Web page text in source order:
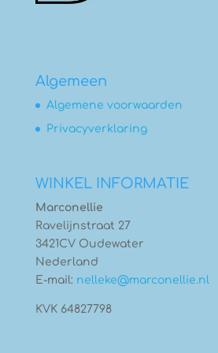
Algemeen
Algemene voorwaarden
Privacyverklaring
WINKEL INFORMATIE
Marconellie
Ravelijnstraat 27
3421CV Oudewater
Nederland
E-mail: nelleke@marconellie.nl
KVK 64827798